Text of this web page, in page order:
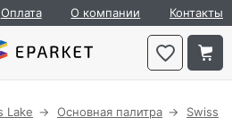
Оплата О компании Контакты
Lake Основная палитра
Swiss